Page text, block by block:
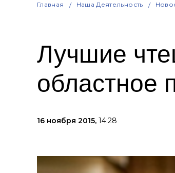
Главная Наша Деятельность
Лучшие
областное
16 ноября 2015, 14:28